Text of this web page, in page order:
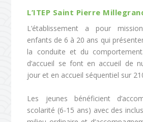
L’ITEP Saint Pierre
L’établissement a pour
enfants de 6 à 20 ans qui
la conduite et du
d’accueil se font en accueil de
jour et en accueil séquentiel sur
Les jeunes bénéficient
scolarité (6-15 ans) avec des